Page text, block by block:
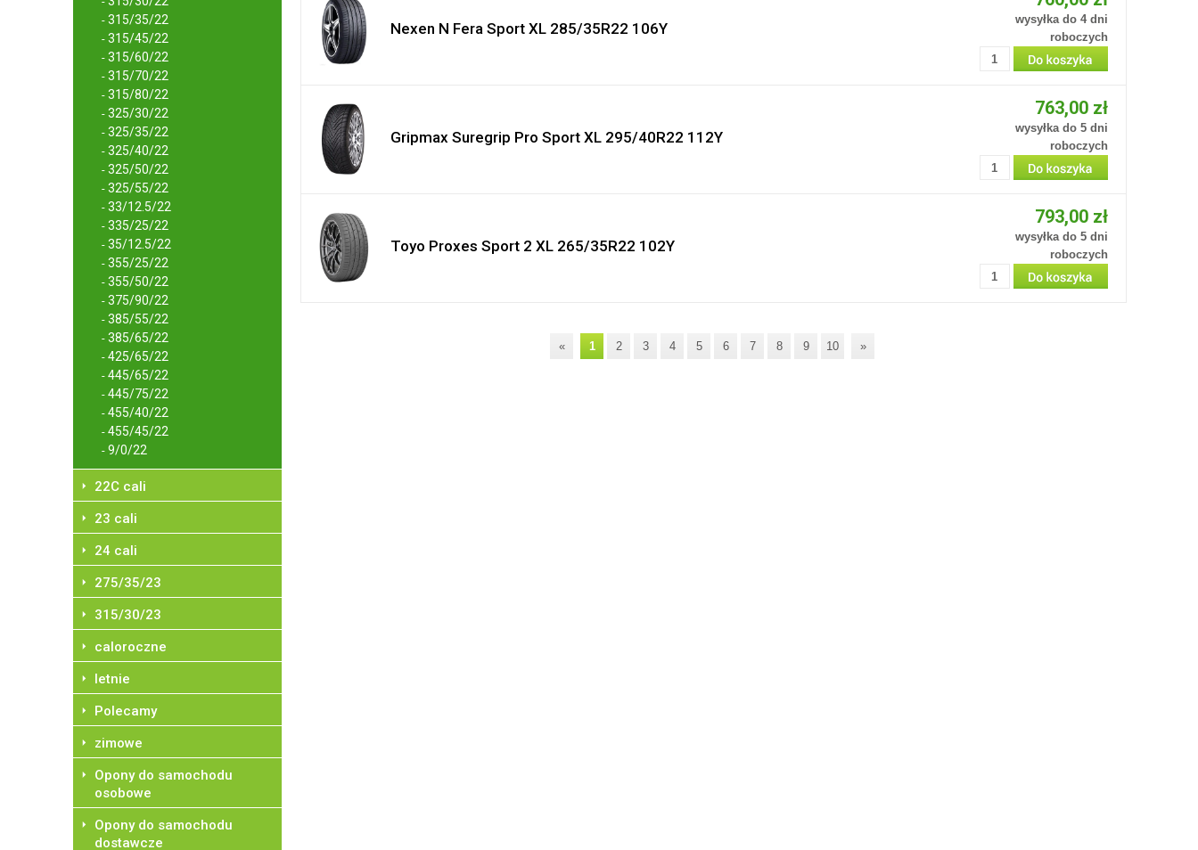
- 315/35/22
- 315/45/22
- 315/60/22
- 315/70/22
- 315/80/22
- 325/30/22
- 325/35/22
- 325/40/22
- 325/50/22
- 325/55/22
- 33/12.5/22
- 335/25/22
- 35/12.5/22
- 355/25/22
- 355/50/22
- 375/90/22
- 385/55/22
- 385/65/22
- 425/65/22
- 445/65/22
- 445/75/22
- 455/40/22
- 455/45/22
- 9/0/22
22C cali
23 cali
24 cali
275/35/23
315/30/23
caloroczne
letnie
Polecamy
zimowe
Opony do samochodu
osobowe
Opony do samochodu
dostawcze
Nexen N Fera Sport XL 285/35R22 106Y
wysyłka do 4 dni
roboczych
Gripmax Suregrip Pro Sport XL 295/40R22 112Y
763,00 zł
wysyłka do 5 dni
roboczych
Toyo Proxes Sport 2 XL 265/35R22 102Y
793,00 zł
wysyłka do 5 dni
roboczych
« 1 2 3 4 5 6 7 8 9 10 »